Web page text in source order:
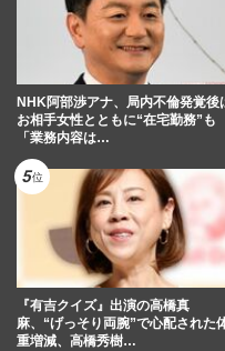
NHK阿部渉アナ、局内不倫発覚後
お相手女性とともに“在宅勤務”も
「業務内容は…
『有吉クイズ』出演の高橋真
麻、“げっそり両腕”で心配された
重増減、高橋秀樹…